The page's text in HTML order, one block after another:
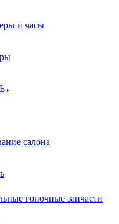
и часы
салона
гоночные запчасти